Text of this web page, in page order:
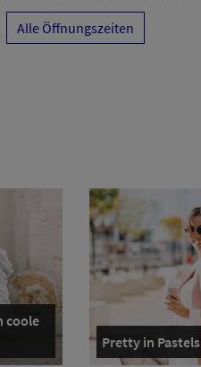
Alle Öffnungszeiten
coole
Pretty in Pastels